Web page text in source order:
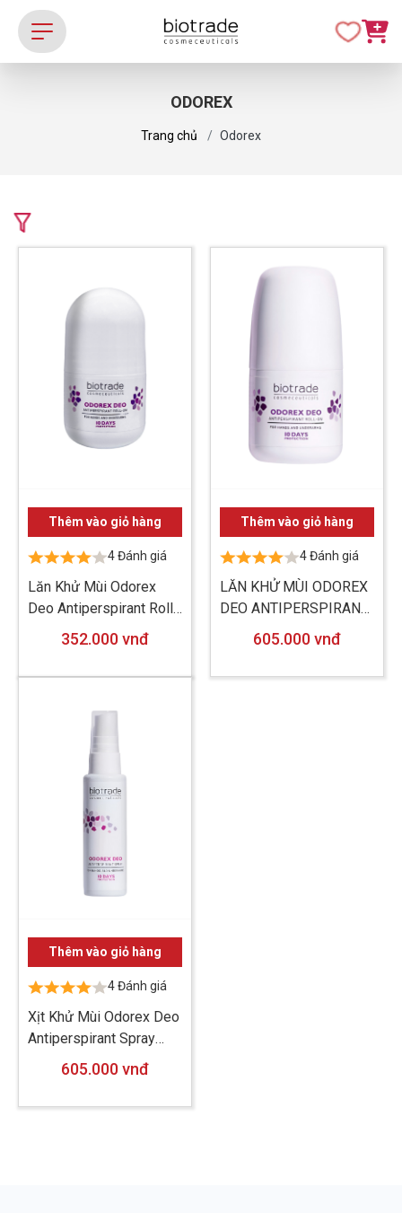
ODOREX
Trang chủ Odorex
Thêm vào giỏ hàng
4 Đánh giá
Lăn Khử Mùi Odorex
Deo Antiperspirant Roll-
on 20ml352.000 vnđ
Thêm vào giỏ hàng
4 Đánh giá
LĂN KHỬ MÙI ODOREX
DEO ANTIPERSPIRANT
ROLL-ON 40ML
605.000 vnđ
Thêm vào giỏ hàng
4 Đánh giá
Xịt Khử Mùi Odorex Deo
Antiperspirant Spray
605.000 vnđ